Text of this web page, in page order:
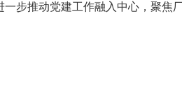
步推动党建工作融入中心，聚焦